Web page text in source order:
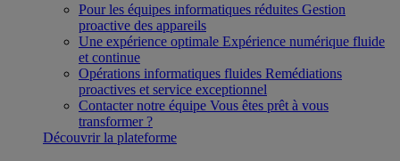
Pour les équipes informatiques réduites Gestion
proactive des appareils
Une expérience optimale Expérience numérique fluide
et continue
Opérations informatiques fluides Remédiations
proactives et service exceptionnel
Contacter notre équipe Vous êtes prêt à vous
transformer ?
Découvrir la plateforme